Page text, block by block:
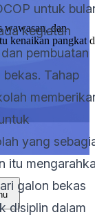
untuk
kegiatan
pembuatan
Tahap
yang
itu
galon bekas
disiplin dalam
wawasan, dan
kenaikan pangkat